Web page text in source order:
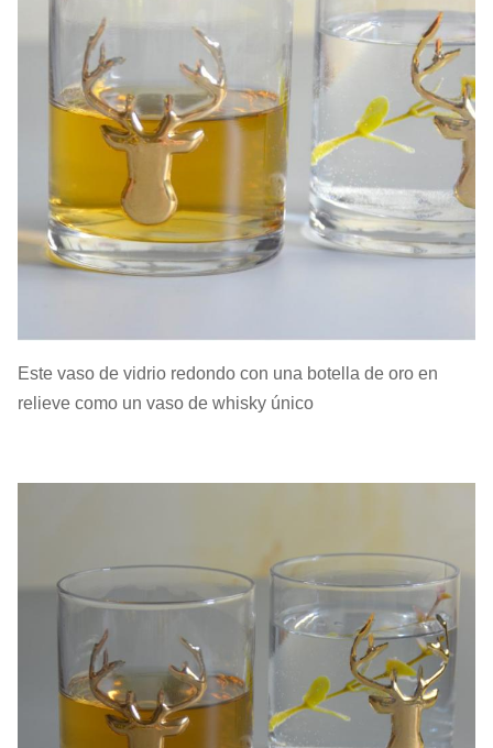
Este vaso de vidrio redondo con una botella de oro en
relieve como un vaso de whisky único